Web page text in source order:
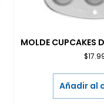
MOLDE CUPCAKES
$
Añadir al